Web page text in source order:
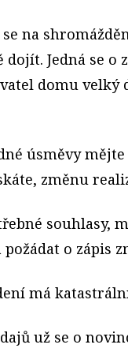
na
dojít. Jedná se
domu velký
úsměvy
změnu
souhlasy,
o zápis
má
už se o